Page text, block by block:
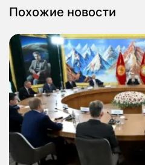
Похожие новости